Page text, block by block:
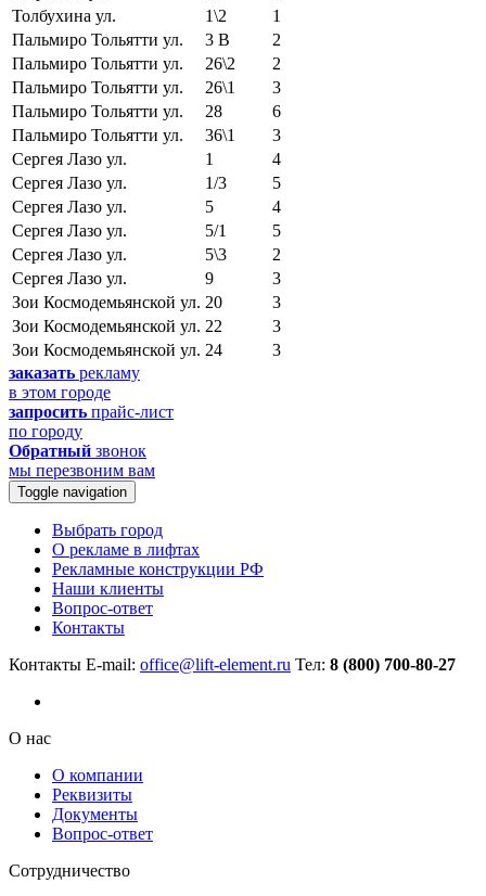
Толбухина ул.
1\2
1
Пальмиро Тольятти ул.
3 В
2
Пальмиро Тольятти ул.
26\2
2
Пальмиро Тольятти ул.
26\1
3
Пальмиро Тольятти ул.
28
6
Пальмиро Тольятти ул.
36\1
3
Сергея Лазо ул.
1
4
Сергея Лазо ул.
1/3
5
Сергея Лазо ул.
5
4
Сергея Лазо ул.
5/1
5
Сергея Лазо ул.
5\3
2
Сергея Лазо ул.
9
3
Зои Космодемьянской ул. 20
3
Зои Космодемьянской ул. 22
3
Зои Космодемьянской ул. 24
3
заказать рекламу
в этом городе
запросить прайс-лист
по городу
Обратный звонок
мы перезвоним вам
Toggle navigation
Выбрать город
О рекламе в лифтах
Рекламные конструкции РФ
Наши клиенты
Вопрос-ответ
Контакты
Контакты E-mail: office@lift-element.ru Тел: 8 (800) 700-80-27
О нас
О компании
Реквизиты
Документы
Вопрос-ответ
Сотрудничество